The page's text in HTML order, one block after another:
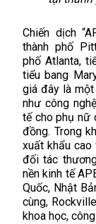
Chiến dịch
thành phố
phố Atlanta,
tiểu bang
giá đây là
như công
tế cho phụ nữ
đồng. Trong
xuất khẩu
đối tác
nền kinh tế
Quốc, Nhật
cùng,
khoa học,